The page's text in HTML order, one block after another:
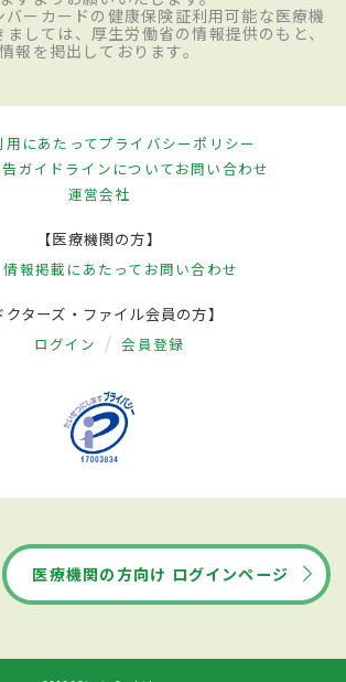
ーカードの健康保険証利用可能な医療機
しては、厚生労働省の情報提供のもと、
情報を掲出しております。
用にあたってプライバシーポリシー
ガイドラインについてお問い合わせ
運営会社
【医療機関の方】
情報掲載にあたって お問い合わせ
クターズ・ファイル会員の方】
ログイン 会員登録
医療機関の方向け ログインページ